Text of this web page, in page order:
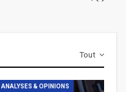
Tout
ANALYSES & OPINIONS